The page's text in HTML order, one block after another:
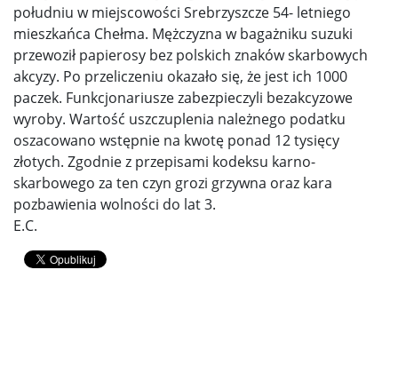
południu w miejscowości Srebrzyszcze 54- letniego
mieszkańca Chełma. Mężczyzna w bagażniku suzuki
przewoził papierosy bez polskich znaków skarbowych
akcyzy. Po przeliczeniu okazało się, że jest ich 1000
paczek. Funkcjonariusze zabezpieczyli bezakcyzowe
wyroby. Wartość uszczuplenia należnego podatku
oszacowano wstępnie na kwotę ponad 12 tysięcy
złotych. Zgodnie z przepisami kodeksu karno-
skarbowego za ten czyn grozi grzywna oraz kara
pozbawienia wolności do lat 3.
E.C.